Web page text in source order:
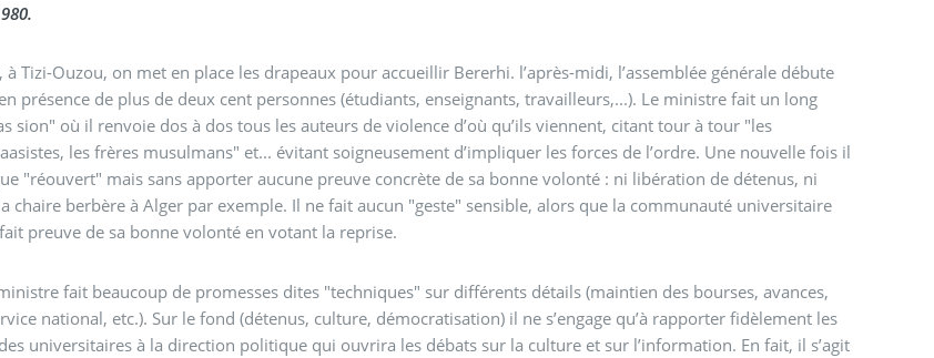
à Tizi-Ouzou, on met en place les drapeaux pour accueillir Bererhi. l’après-midi, l’assemblée générale débute
présence de plus de deux cent personnes (étudiants, enseignants, travailleurs,...). Le ministre fait un long
sion" où il renvoie dos à dos tous les auteurs de violence d’où qu’ils viennent, citant tour à tour "les
les frères musulmans" et... évitant soigneusement d’impliquer les forces de l’ordre. Une nouvelle fois il
chaire berbère à Alger par exemple. Il ne fait aucun "geste" sensible, alors que la communauté universitaire
preuve de sa bonne volonté en votant la reprise.
fait beaucoup de promesses dites "techniques" sur différents détails (maintien des bourses, avances,
national, etc.). Sur le fond (détenus, culture, démocratisation) il ne s’engage qu’à rapporter fidèlement les
universitaires à la direction politique qui ouvrira les débats sur la culture et sur l’information. En fait, il s’agit